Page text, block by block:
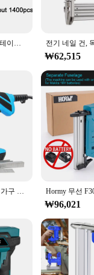
battery life, you
devices. The sleek
a salon owner looking
in the beauty
전기 네일 건 네일러 스테이플러, 목공 전기 태커 가구 스테이플 건, 프레임 전동 공구 F30 422, 2 in 1 1800W
₩62,515
TASP 전기 스테이플러 가구 건설 네일건 택커, 스테이플 네일 전동 공구, 가정용 DIY 실내 장식, 230V, 14mm
₩96,021